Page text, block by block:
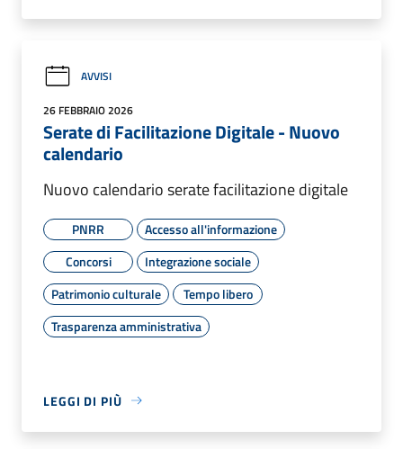
AVVISI
26 FEBBRAIO 2026
Serate di Facilitazione Digitale - Nuovo
calendario
Nuovo calendario serate facilitazione digitale
PNRR
Accesso all'informazione
Concorsi
Integrazione sociale
Patrimonio culturale
Tempo libero
Trasparenza amministrativa
LEGGI DI PIÙ